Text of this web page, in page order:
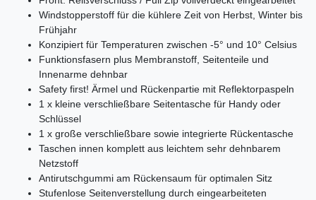
Windstopperstoff für die kühlere Zeit von Herbst, Winter bis
Frühjahr
Konzipiert für Temperaturen zwischen -5° und 10° Celsius
Funktionsfasern plus Membranstoff, Seitenteile und
Innenarme dehnbar
Safety first! Ärmel und Rückenpartie mit Reflektorpaspeln
1 x kleine verschließbare Seitentasche für Handy oder
Schlüssel
1 x große verschließbare sowie integrierte Rückentasche
Taschen innen komplett aus leichtem sehr dehnbarem
Netzstoff
Antirutschgummi am Rückensaum für optimalen Sitz
Stufenlose Seitenverstellung durch eingearbeiteten